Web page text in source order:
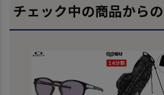
チェック中の商品から